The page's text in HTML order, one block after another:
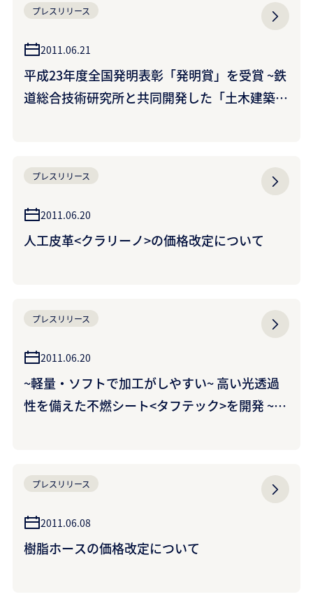
プレスリリース
2011.06.21
平成23年度全国発明表彰「発明賞」を受賞 ~鉄
道総合技術研究所と共同開発した「土木建築用
プレスリリース
2011.06.20
人工皮革<クラリーノ>の価格改定について
プレスリリース
2011.06.20
~軽量・ソフトで加工がしやすい~ 高い光透過
性を備えた不燃シート<タフテック>を開発 ~パ
プレスリリース
2011.06.08
樹脂ホースの価格改定について